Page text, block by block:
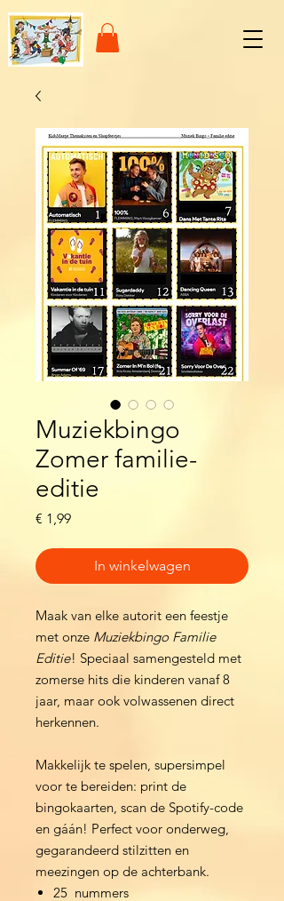
Muziekbingo
Zomer familie-
editie
€ 1,99Prijs
In winkelwagen
Maak van elke autorit een feestje
met onze Muziekbingo Familie
Editie! Speciaal samengesteld met
zomerse hits die kinderen vanaf 8
jaar, maar ook volwassenen direct
herkennen.
Makkelijk te spelen, supersimpel
voor te bereiden: print de
bingokaarten, scan de Spotify-code
en gáán! Perfect voor onderweg,
gegarandeerd stilzitten en
meezingen op de achterbank.
25 nummers